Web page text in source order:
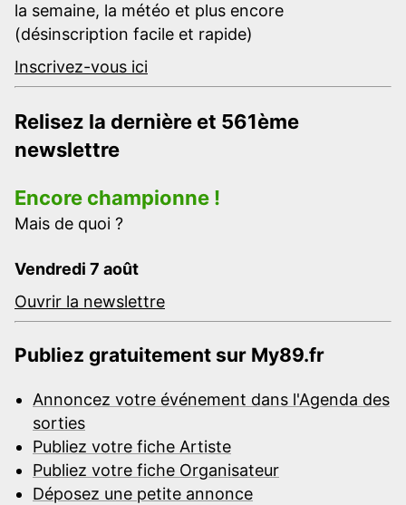
la semaine, la météo et plus encore
(désinscription facile et rapide)
Inscrivez-vous ici
Relisez la dernière et 561ème
newslettre
Encore championne !
Mais de quoi ?
Vendredi 7 août
Ouvrir la newslettre
Publiez gratuitement sur My89.fr
Annoncez votre événement dans l'Agenda des
sorties
Publiez votre fiche Artiste
Publiez votre fiche Organisateur
Déposez une petite annonce